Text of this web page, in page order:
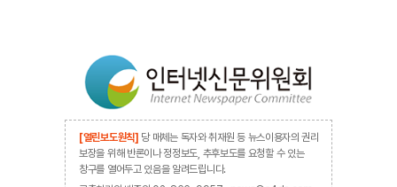
[열린보도원칙] 당 매체는 독자와 취재원 등 뉴스이용자의 권리
보장을 위해 반론이나 정정보도, 추후보도를 요청할 수 있는
창구를 열어두고 있음을 알려드립니다.